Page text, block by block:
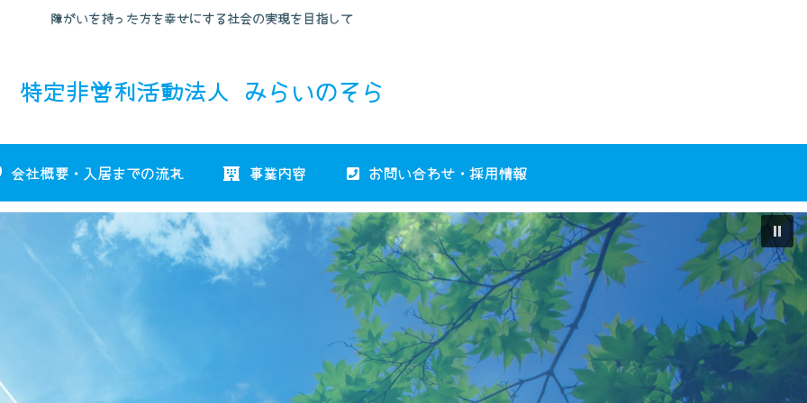
障がいを持った方を幸せにする社会の実現を目指して
特定非営利活動法人 みらいのそら
会社概要・入居までの流れ 事業内容 お問い合わせ・採用情報